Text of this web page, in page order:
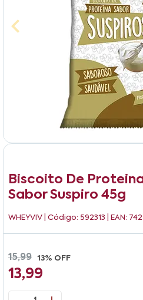
Biscoito De
Sabor Suspiro 45g
WHEYVIV | Código: 592313 | EAN:
15,99 13% OFF
13,99